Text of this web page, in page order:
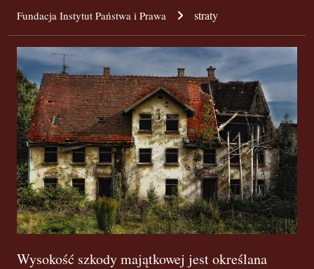
Fundacja Instytut Państwa i Prawa straty
Wysokość szkody majątkowej jest określana